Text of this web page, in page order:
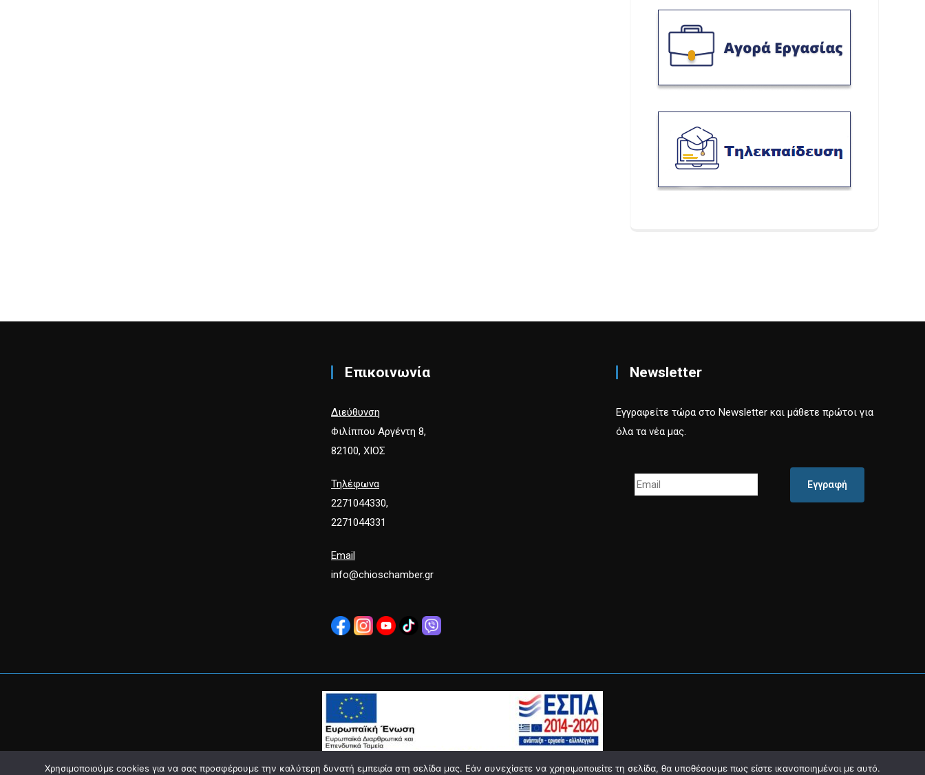
Επικοινωνία
Διεύθυνση
Φιλίππου Αργέντη 8,
82100, ΧΙΟΣ
Τηλέφωνα
2271044330,
2271044331
Email
info@chioschamber.gr
Newsletter
Εγγραφείτε τώρα στο Newsletter και μάθετε πρώτοι για
όλα τα νέα μας.
Εγγραφή
Χρησιμοποιούμε cookies για να σας προσφέρουμε την καλύτερη δυνατή εμπειρία στη σελίδα μας. Εάν συνεχίσετε να χρησιμοποιείτε τη σελίδα, θα υποθέσουμε πως είστε ικανοποιημένοι με αυτό.